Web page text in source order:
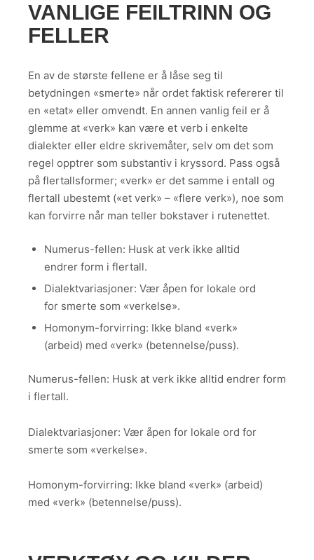
VANLIGE FEILTRINN OG
FELLER
En av de største fellene er å låse seg til
betydningen «smerte» når ordet faktisk refererer til
en «etat» eller omvendt. En annen vanlig feil er å
glemme at «verk» kan være et verb i enkelte
dialekter eller eldre skrivemåter, selv om det som
regel opptrer som substantiv i kryssord. Pass også
på flertallsformer; «verk» er det samme i entall og
flertall ubestemt («et verk» – «flere verk»), noe som
kan forvirre når man teller bokstaver i rutenettet.
Numerus-fellen: Husk at verk ikke alltid
endrer form i flertall.
Dialektvariasjoner: Vær åpen for lokale ord
for smerte som «verkelse».
Homonym-forvirring: Ikke bland «verk»
(arbeid) med «verk» (betennelse/puss).
Numerus-fellen: Husk at verk ikke alltid endrer form
i flertall.
Dialektvariasjoner: Vær åpen for lokale ord for
smerte som «verkelse».
Homonym-forvirring: Ikke bland «verk» (arbeid)
med «verk» (betennelse/puss).